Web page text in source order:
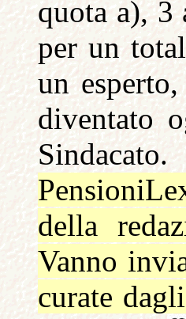
quota a), 3
per un
un
diventato
della
Vanno
curate